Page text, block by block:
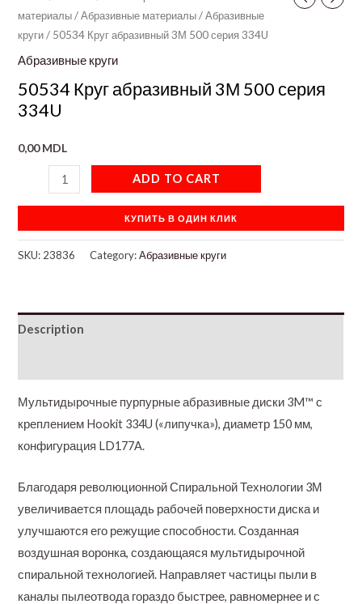
материалы/Абразивные материалы/Абразивные
круги/ 50534 Круг абразивный 3М 500 серия 334U
Абразивные круги
50534 Круг абразивный 3М 500 серия
334U
0,00MDL
ADD TO CART
КУПИТЬ В ОДИН КЛИК
SKU: 23836 Category:Абразивные круги
Description
Мультидырочные пурпурные абразивные диски 3M™ с
креплением Hookit 334U («липучка»), диаметр 150 мм,
конфигурация LD177A.
Благодаря революционной Спиральной Технологии 3М
увеличивается площадь рабочей поверхности диска и
улучшаются его режущие способности. Созданная
воздушная воронка, создающаяся мультидырочной
спиральной технологией. Направляет частицы пыли в
каналы пылеотвода гораздо быстрее, равномернее и с